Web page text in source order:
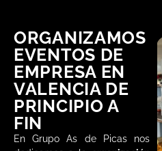
ORGANIZAMOS
EVENTOS DE
EMPRESA EN
VALENCIA DE
PRINCIPIO A
FIN
En Grupo As de Picas nos